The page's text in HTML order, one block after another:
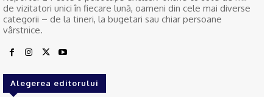
de vizitatori unici în fiecare lună, oameni din cele mai diverse
categorii – de la tineri, la bugetari sau chiar persoane
vârstnice.
Alegerea editorului